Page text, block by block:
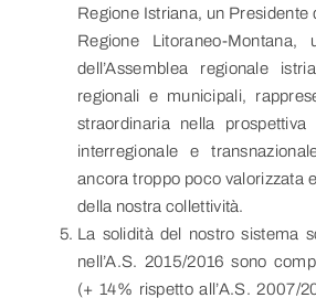
Regione Istriana, un Presidente
Regione Litoraneo-Montana,
dell’Assemblea regionale
regionali e municipali,
straordinaria nella prospettiva
interregionale e
ancora troppo poco valorizzata
della nostra collettività.
La solidità del nostro sistema
nell’A.S. 2015/2016 sono
(+ 14% rispetto all’A.S. 2007/